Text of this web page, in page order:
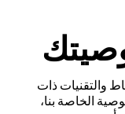
والتقنيات ذات
الخاصة بنا،